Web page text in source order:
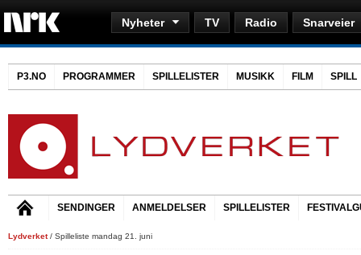
Nyheter TV Radio Snarveier
P3.NO PROGRAMMER SPILLELISTER MUSIKK FILM SPILL
SENDINGER ANMELDELSER SPILLELISTER
Lydverket/ Spilleliste mandag 21. juni